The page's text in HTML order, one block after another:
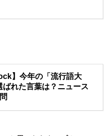
】今年の「流行語大
ばれた言葉は？ニュース